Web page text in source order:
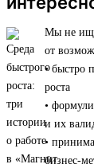
Мы не
от
• быстро
роста
•
и их
•
бизнес-